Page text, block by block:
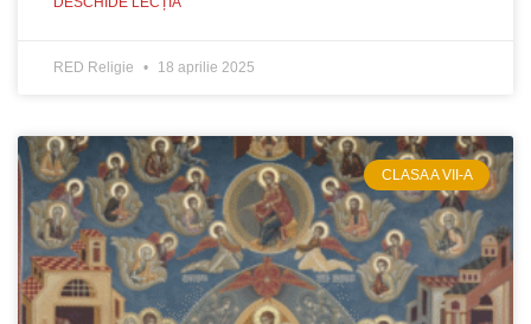
RED Religie 18 aprilie 2025
CLASA A VII-A